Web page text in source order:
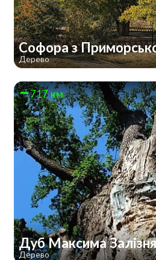
Софора з
Дерево
717 км
Дуб Максима
Дерево